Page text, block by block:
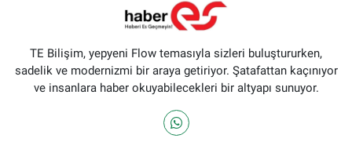
TE Bilişim, yepyeni Flow temasıyla sizleri buluştururken,
sadelik ve modernizmi bir araya getiriyor. Şatafattan kaçınıyor
ve insanlara haber okuyabilecekleri bir altyapı sunuyor.